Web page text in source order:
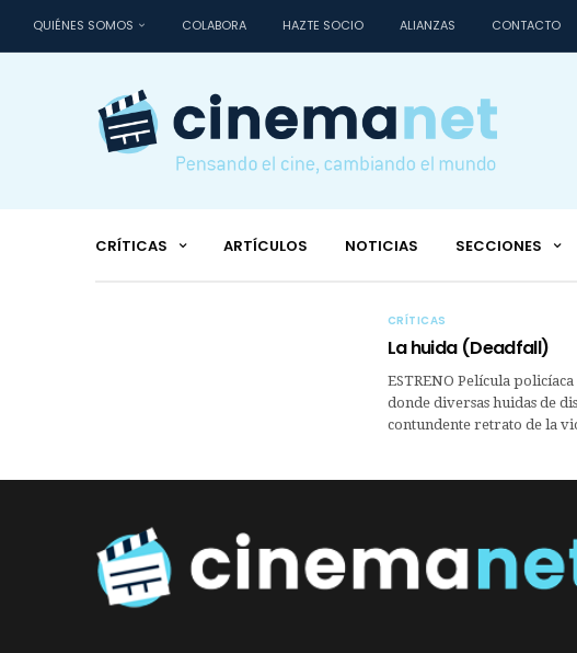
QUIÉNES SOMOS COLABORA HAZTE SOCIO ALIANZAS CONTACTO
CRÍTICAS ARTÍCULOS NOTICIAS SECCIONES
CRÍTICAS
La huida (Deadfall)
ESTRENO Película
donde diversas huidas de
contundente retrato de la